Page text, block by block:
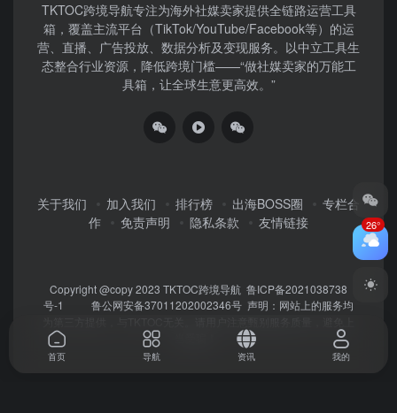
TKTOC跨境导航​专注为海外社媒卖家提供全链路运营工具
箱，覆盖主流平台（TikTok/YouTube/Facebook等）​的运
营、直播、广告投放、数据分析及变现服务。以中立工具生
态整合行业资源，降低跨境门槛——“做社媒卖家的万能工
具箱，让全球生意更高效。”
关于我们 加入我们 排行榜 出海BOSS圈
专栏合
作
免责声明 隐私条款 友情链接
Copyright @copy 2023 TKTOC跨境导航 鲁ICP备2021038738
号-1
鲁公网安备37011202002346号 声明：网站上的服务均
26°
首页 导航 资讯 我的